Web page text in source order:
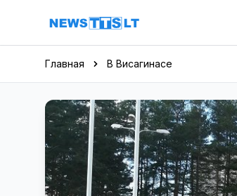
Перейти к содержимому
Главная В Висагинасе